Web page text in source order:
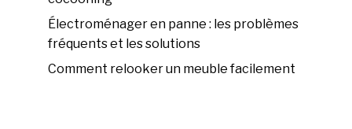
Électroménager en panne : les problèmes
fréquents et les solutions
Comment relooker un meuble facilement